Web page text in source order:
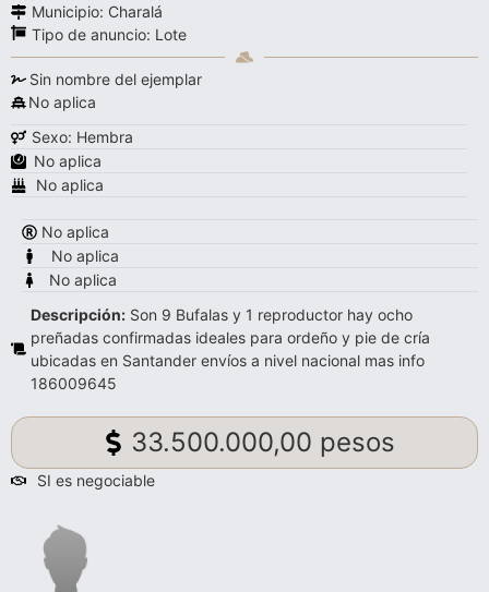
Municipio: Charalá
Tipo de anuncio: Lote
Sin nombre del ejemplar
No aplica
Sexo: Hembra
No aplica
No aplica
No aplica
No aplica
No aplica
Descripción: Son 9 Bufalas y 1 reproductor hay ocho
preñadas confirmadas ideales para ordeño y pie de cría
ubicadas en Santander envíos a nivel nacional mas info
186009645
33.500.000,00 pesos
SI es negociable